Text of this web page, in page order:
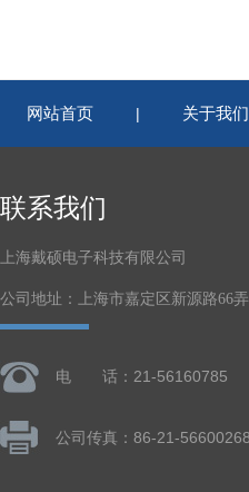
网站首页 | 关于我们
联系我们
上海戴硕电子科技有限公司
公司地址：上海市嘉定区新源路66
电 话：21-56160785
公司传真：86-21-56600268